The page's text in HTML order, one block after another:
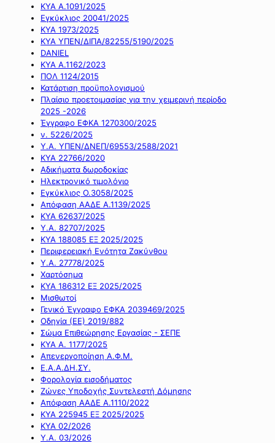
ΚΥΑ Α.1091/2025
Εγκύκλιος 20041/2025
ΚΥΑ 1973/2025
ΚΥΑ ΥΠΕΝ/ΔΙΠΑ/82255/5190/2025
DANIEL
ΚΥΑ Α.1162/2023
ΠΟΛ 1124/2015
Κατάρτιση προϋπολογισμού
Πλαίσιο προετοιμασίας για την χειμερινή περίοδο
2025 -2026
Έγγραφο ΕΦΚΑ 1270300/2025
ν. 5226/2025
Υ.Α. ΥΠΕΝ/ΔΝΕΠ/69553/2588/2021
ΚΥΑ 22766/2020
Αδικήματα δωροδοκίας
Ηλεκτρονικό τιμολόγιο
Εγκύκλιος Ο.3058/2025
Απόφαση ΑΑΔΕ Α.1139/2025
ΚΥΑ 62637/2025
Υ.Α. 82707/2025
ΚΥΑ 188085 ΕΞ 2025/2025
Περιφερειακή Ενότητα Ζακύνθου
Υ.Α. 27778/2025
Χαρτόσημα
ΚΥΑ 186312 ΕΞ 2025/2025
Μισθωτοί
Γενικό Έγγραφο ΕΦΚΑ 2039469/2025
Οδηγία (ΕΕ) 2019/882
Σώμα Επιθεώρησης Εργασίας - ΣΕΠΕ
ΚΥΑ Α. 1177/2025
Απενεργοποίηση Α.Φ.Μ.
Ε.Α.Α.ΔΗ.ΣΥ.
Φορολογία εισοδήματος
Ζώνες Υποδοχής Συντελεστή Δόμησης
Απόφαση ΑΑΔΕ Α.1110/2022
ΚΥΑ 225945 ΕΞ 2025/2025
ΚΥΑ 02/2026
Υ.Α. 03/2026